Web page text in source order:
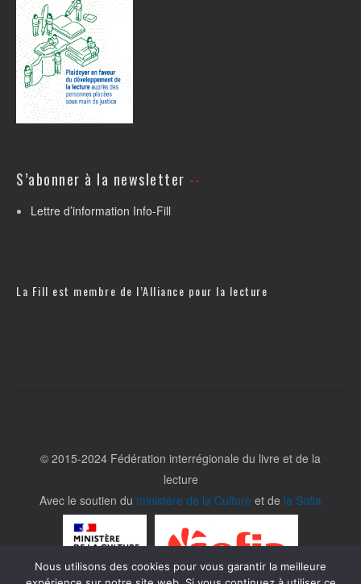
S’abonner à la newsletter
Lettre d’information Info-Fill
La Fill est membre de l’Alliance pour la lecture
© 2015-2024 Fédération interrégionale du livre et de la
lecture
Avec le soutien du ministère de la Culture et de la Sofia
Nous utilisons des cookies pour vous garantir la meilleure